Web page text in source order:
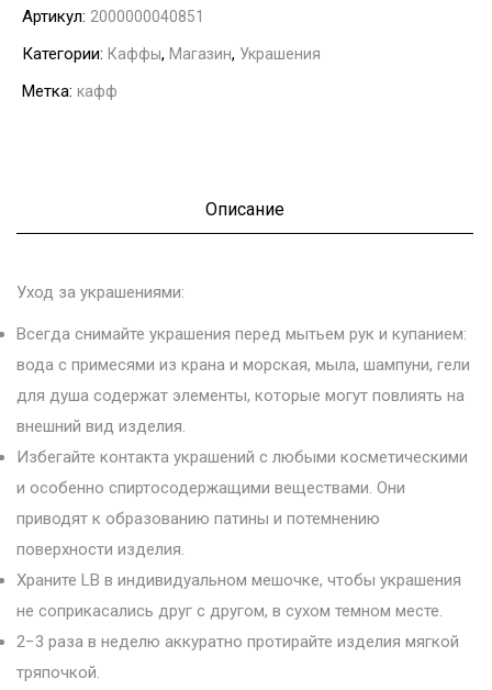
Артикул: 2000000040851
Категории: Каффы, Магазин, Украшения
Метка: кафф
Описание
Уход за украшениями:
Всегда снимайте украшения перед мытьем рук и купанием:
вода с примесями из крана и морская, мыла, шампуни, гели
для душа содержат элементы, которые могут повлиять на
внешний вид изделия.
Избегайте контакта украшений с любыми косметическими
и особенно спиртосодержащими веществами. Они
приводят к образованию патины и потемнению
поверхности изделия.
Храните LB в индивидуальном мешочке, чтобы украшения
не соприкасались друг с другом, в сухом темном месте.
2−3 раза в неделю аккуратно протирайте изделия мягкой
тряпочкой.